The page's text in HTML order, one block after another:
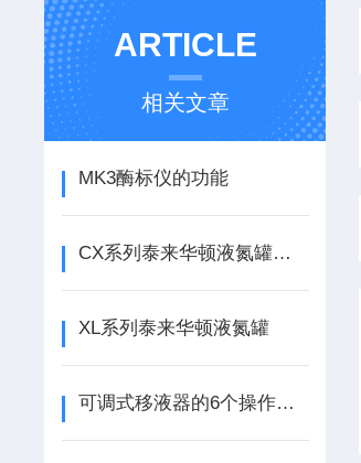
ARTICLE
相关文章
MK3酶标仪的功能
CX系列泰来华顿液氮罐的特点
XL系列泰来华顿液氮罐
可调式移液器的6个操作步骤